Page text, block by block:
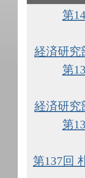
第
経済研
第
経済研
第
第137回